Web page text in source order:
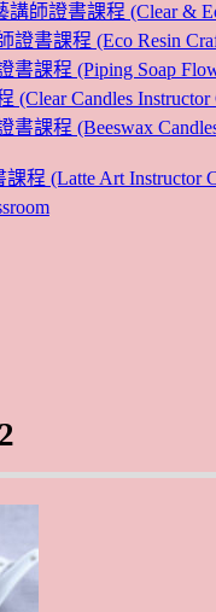
師證書課程 (Clear &
書課程 (Eco Resin
課程 (Piping Soap
Candles Instructor
課程 (Beeswax
程 (Latte Art Instructor